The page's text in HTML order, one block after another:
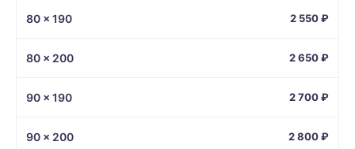
80 × 190 2 550 ₽
80 × 200 2 650 ₽
90 × 190 2 700 ₽
90 × 200 2 800 ₽